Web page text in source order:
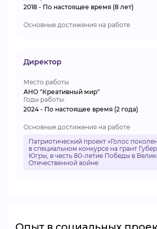
2018 - По настоящее время (8 лет)
Основные достижения на работе
Директор
Место работы
АНО "Креативный мир"
Годы работы:
2024 - По настоящее время (2 года)
Основные достижения на работе
Патриотический проект «Голос
в специальном конкурсе на грант
Югры, в честь 80-летие Победы в
Отечественной войне